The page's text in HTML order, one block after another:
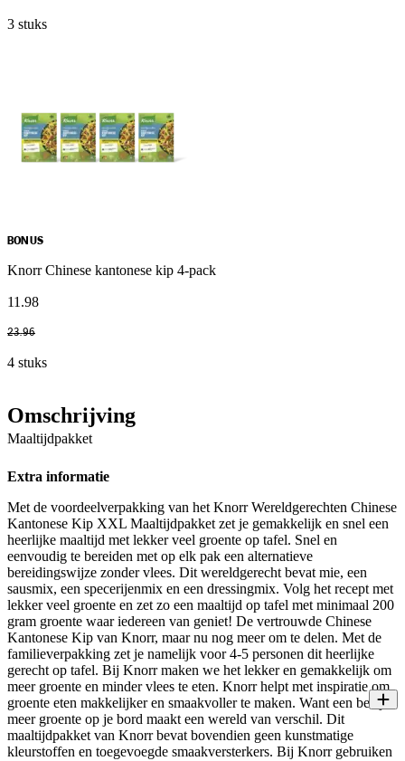
3 stuks
BONUS
Knorr Chinese kantonese kip 4-pack
11 .98
23.96
4 stuks
Omschrijving
Maaltijdpakket
Extra informatie
Met de voordeelverpakking van het Knorr Wereldgerechten Chinese
Kantonese Kip XXL Maaltijdpakket zet je gemakkelijk en snel een
heerlijke maaltijd met lekker veel groente op tafel. Snel en
eenvoudig te bereiden met op elk pak een alternatieve
bereidingswijze zonder vlees. Dit wereldgerecht bevat mie, een
sausmix, een specerijenmix en een dressingmix. Volg het recept met
lekker veel groente en zet zo een maaltijd op tafel met minimaal 200
gram groente waar iedereen van geniet! De vertrouwde Chinese
Kantonese Kip van Knorr, maar nu nog meer om te delen. Met de
familieverpakking zet je namelijk voor 4-5 personen dit heerlijke
gerecht op tafel. Bij Knorr maken we het lekker en gemakkelijk om
meer groente en minder vlees te eten. Knorr helpt met inspiratie om
groente eten makkelijker en smaakvoller te maken. Want een beetje
meer groente op je bord maakt een wereld van verschil. Dit
maaltijdpakket van Knorr bevat bovendien geen kunstmatige
kleurstoffen en toegevoegde smaakversterkers. Bij Knorr gebruiken